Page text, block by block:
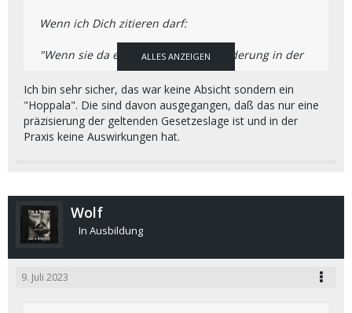
Wenn ich Dich zitieren darf:
"Wenn sie da eine fundamentale Änderung in der
Rechtsauslegung machen wollen, braucht das
entsprechende Ankündigungen, Vorlaufzeiten und
Übergangsfristen."
Und auch Mehrheitsrechtliche Beschlüsse!
So macht man keine Gesetze und gibt die an die
"Dusas" weiter.
Aber all meine Kontakte werde ich diesbezüglich
befragen.
LG
ALLES ANZEIGEN
Ich bin sehr sicher, das war keine Absicht sondern ein
"Hoppala". Die sind davon ausgegangen, daß das nur eine
präzisierung der geltenden Gesetzeslage ist und in der
Praxis keine Auswirkungen hat.
Wolf
In Ausbildung
9. Juli 2023